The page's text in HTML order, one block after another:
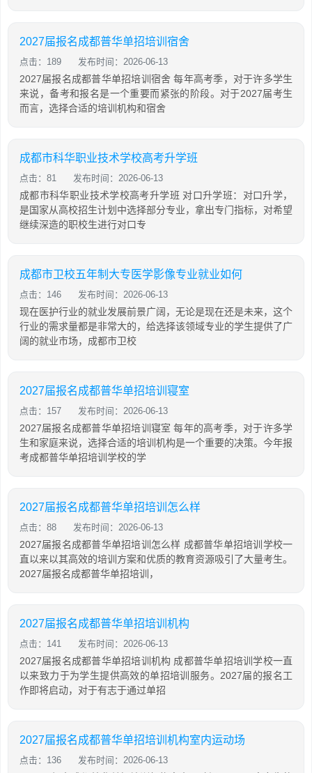
2027届报名成都普华单招培训宿舍
点击：189 发布时间：2026-06-13
2027届报名成都普华单招培训宿舍 每年高考季，对于许多学生
来说，备考和报名是一个重要而紧张的阶段。对于2027届考生
而言，选择合适的培训机构和宿舍
成都市科华职业技术学校高考升学班
点击：81 发布时间：2026-06-13
成都市科华职业技术学校高考升学班 对口升学班：对口升学，
是国家从高校招生计划中选择部分专业，拿出专门指标，对希望
继续深造的职校生进行对口专
成都市卫校五年制大专医学影像专业就业如何
点击：146 发布时间：2026-06-13
现在医护行业的就业发展前景广阔，无论是现在还是未来，这个
行业的需求量都是非常大的，给选择该领域专业的学生提供了广
阔的就业市场，成都市卫校
2027届报名成都普华单招培训寝室
点击：157 发布时间：2026-06-13
2027届报名成都普华单招培训寝室 每年的高考季，对于许多学
生和家庭来说，选择合适的培训机构是一个重要的决策。今年报
考成都普华单招培训学校的学
2027届报名成都普华单招培训怎么样
点击：88 发布时间：2026-06-13
2027届报名成都普华单招培训怎么样 成都普华单招培训学校一
直以来以其高效的培训方案和优质的教育资源吸引了大量考生。
2027届报名成都普华单招培训，
2027届报名成都普华单招培训机构
点击：141 发布时间：2026-06-13
2027届报名成都普华单招培训机构 成都普华单招培训学校一直
以来致力于为学生提供高效的单招培训服务。2027届的报名工
作即将启动，对于有志于通过单招
2027届报名成都普华单招培训机构室内运动场
点击：136 发布时间：2026-06-13